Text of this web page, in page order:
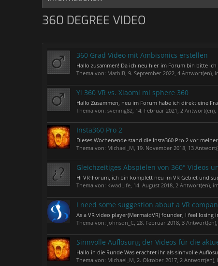
360 DEGREE VIDEO
360 Grad Video mit Ambisonics erstellen
Hallo zusammen! Da ich neu hier im Forum bin bitte
Thema von: MathiB, 9. September 2022, 4 Antwort(en),
Yi 360 VR vs. Xiaomi mi sphere 360
Hallo Zusammen, neu im Forum habe ich direkt eine
Thema von: svenmg82, 14. Februar 2021 , 2 Antwort(en),
Insta360 Pro 2
Dieses Wochenende stand die Insta360 Pro 2 vor
Thema von: Michael_M, 19. November 2018, 13
Gleichzeitiges Abspielen von 360° Videos
Hi VR-Forum, ich bin komplett neu im VR Gebiet und
Thema von: KwadLife, 14. August 2018, 2 Antwort(en),
I need some suggestion about a VR
As a VR video player(MermaidVR) founder, I feel
Thema von: Johnson_C, 28. Februar 2018, 3
Sinnvolle Auflösung der Videos für die
Hallo in die Runde Was erachtet ihr als sinnvolle
Thema von: Michael_M, 2. Oktober 2017, 2 Antwort(en),